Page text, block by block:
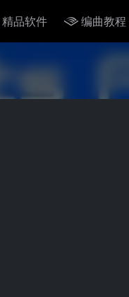
精品软件 编曲教程